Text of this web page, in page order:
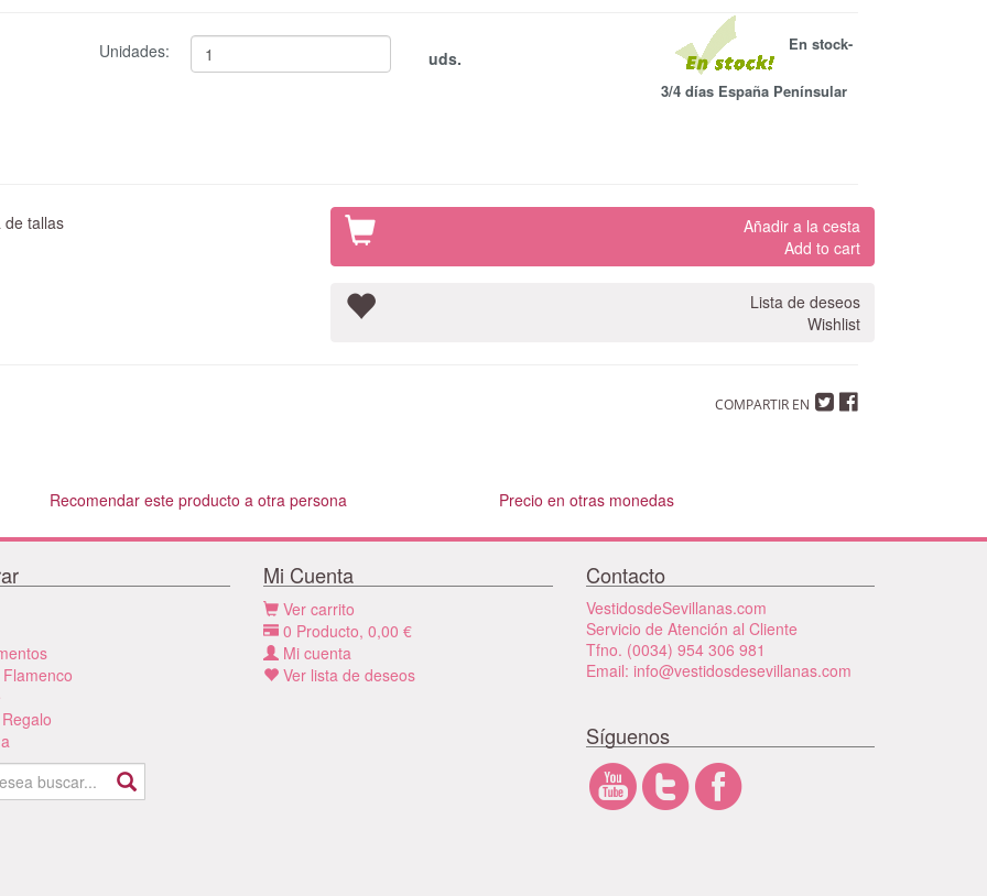
Unidades: uds.
En stock-
3/4 días España Penínsular
tallas
Añadir a la cesta
Add to cart
Lista de deseos
Wishlist
COMPARTIR EN
Recomendar este producto a otra persona Precio en otras monedas
Mi Cuenta
Ver carrito
0 Producto, 0,00 €
Mi cuenta
Ver lista de deseos
Contacto
VestidosdeSevillanas.com
Servicio de Atención al Cliente
Tfno. (0034) 954 306 981
Email: info@vestidosdesevillanas.com
Síguenos